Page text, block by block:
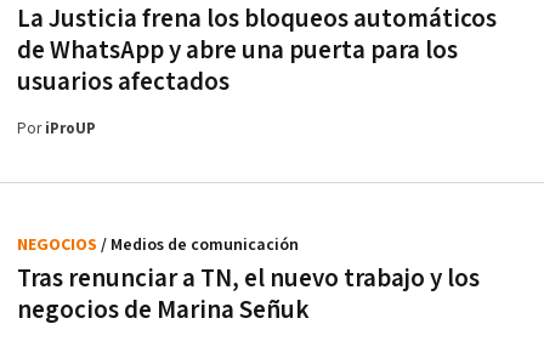
La Justicia frena los bloqueos automáticos
de WhatsApp y abre una puerta para los
usuarios afectados
PoriProUP
Tras renunciar a TN, el nuevo trabajo y los
negocios de Marina Señuk
NEGOCIOS / Medios de comunicación